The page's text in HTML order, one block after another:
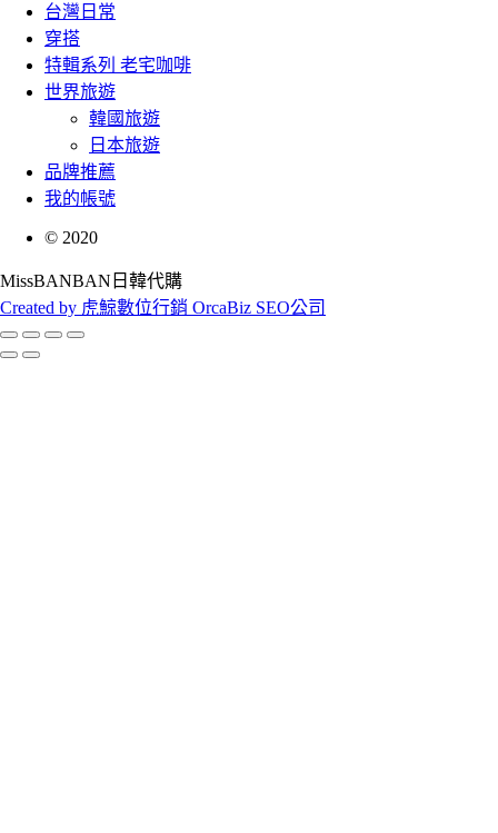
台灣日常
穿搭
特輯系列 老宅咖啡
世界旅遊
韓國旅遊
日本旅遊
品牌推薦
我的帳號
© 2020
MissBANBAN日韓代購
Created by 虎鯨數位行銷 OrcaBiz SEO公司